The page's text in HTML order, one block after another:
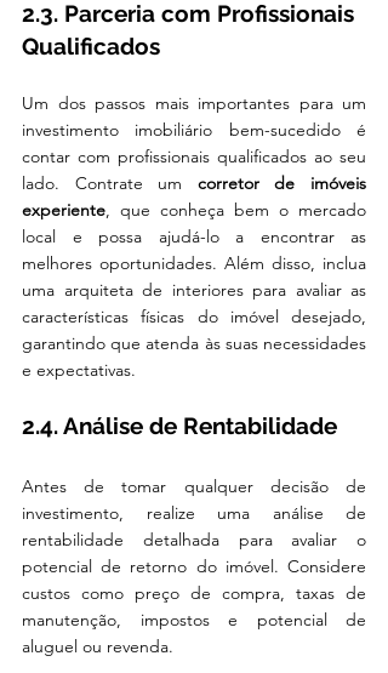
2.3. Parceria com Profissionais
Qualificados
Um dos passos mais importantes para um
investimento imobiliário bem-sucedido é
contar com profissionais qualificados ao seu
lado. Contrate um corretor de imóveis
experiente , que conheça bem o mercado
local e possa ajudá-lo a encontrar as
melhores oportunidades. Além disso, inclua
uma arquiteta de interiores para avaliar as
características físicas do imóvel desejado,
garantindo que atenda às suas necessidades
e expectativas.
2.4. Análise de Rentabilidade
Antes de tomar qualquer decisão de
investimento, realize uma análise de
rentabilidade detalhada para avaliar o
potencial de retorno do imóvel. Considere
custos como preço de compra, taxas de
manutenção, impostos e potencial de
aluguel ou revenda.